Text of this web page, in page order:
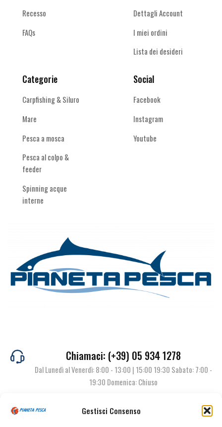
Gestisci Consenso
Recesso
FAQs
Dettagli Account
I miei ordini
Lista dei desideri
Categorie
Carpfishing & Siluro
Mare
Pesca a mosca
Pesca al colpo &
feeder
Spinning acque
interne
Social
Facebook
Instagram
Youtube
Chiamaci: (+39) 05 934 1278
Dal Lunedì al Venerdì: 8:00 - 13:00 | 15:00 19:30 Sabato: 7:00 -
19:30 Domenica: Chiuso